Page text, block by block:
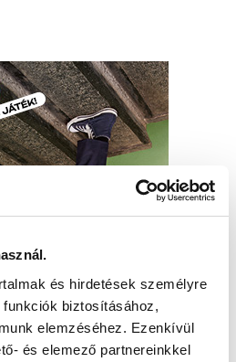
és hirdetések személyre
biztosításához,
elemzéséhez. Ezenkívül
és elemező partnereinkkel